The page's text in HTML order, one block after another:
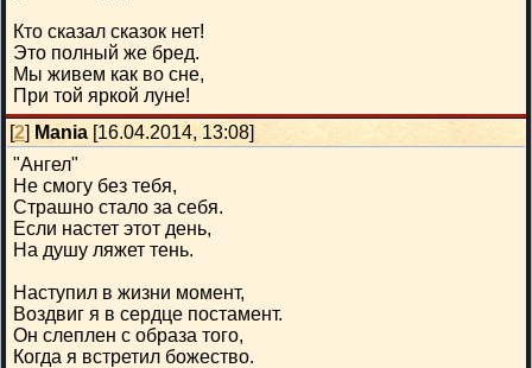
Кто сказал сказок нет!
Это полный же бред.
Мы живем как во сне,
При той яркой луне!
[2] Mania [16.04.2014, 13:08]
"Ангел"
Не смогу без тебя,
Страшно стало за себя.
Если настет этот день,
На душу ляжет тень.
Наступил в жизни момент,
Воздвиг я в сердце постамент.
Он слеплен с образа того,
Когда я встретил божество.